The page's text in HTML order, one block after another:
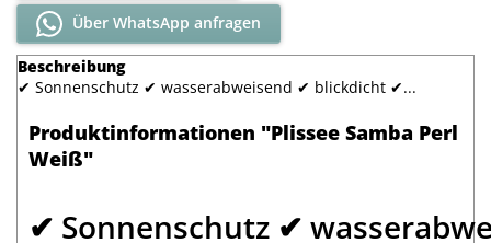
Über WhatsApp anfragen
Beschreibung
✔ Sonnenschutz ✔ wasserabweisend ✔ blickdicht ✔...
Produktinformationen "Plissee Samba Perl
Weiß"
✔ Sonnenschutz ✔